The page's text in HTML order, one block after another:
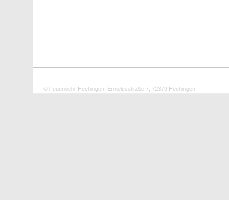
© Feuerwehr Hechingen, Ermelesstraße 7, 72379 Hechingen